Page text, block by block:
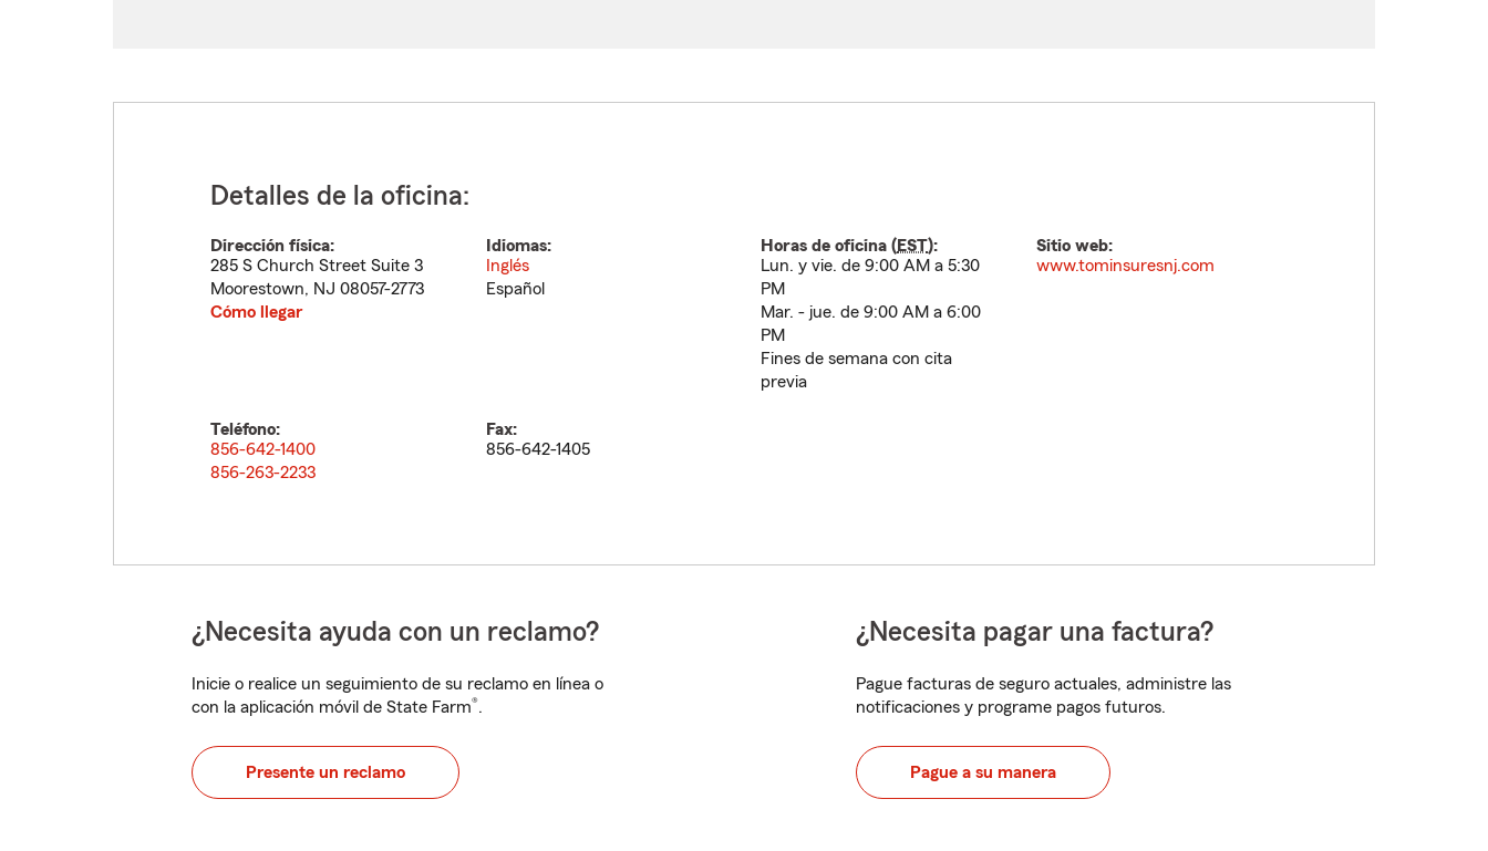
Detalles de la oficina:
Dirección física:
285 S Church Street Suite 3
Moorestown, NJ 08057-2773
Cómo llegar
Idiomas:
Inglés
Español
Horas de oficina (EST):
Lun. y vie. de 9:00 AM a 5:30
PM
Mar. - jue. de 9:00 AM a 6:00
PM
Fines de semana con cita
previa
Sitio web:
www.tominsuresnj.com
Teléfono:
856-642-1400
856-263-2233
Fax:
856-642-1405
¿Necesita ayuda con un reclamo?
Inicie o realice un seguimiento de su reclamo en línea o
con la aplicación móvil de State Farm®.
Presente un reclamo
¿Necesita pagar una factura?
Pague facturas de seguro actuales, administre las
notificaciones y programe pagos futuros.
Pague a su manera